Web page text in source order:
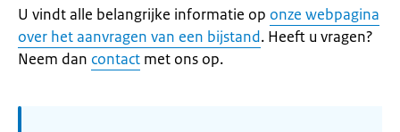
U vindt alle belangrijke informatie op onze webpagina
over het aanvragen van een bijstand. Heeft u vragen?
Neem dan contact met ons op.